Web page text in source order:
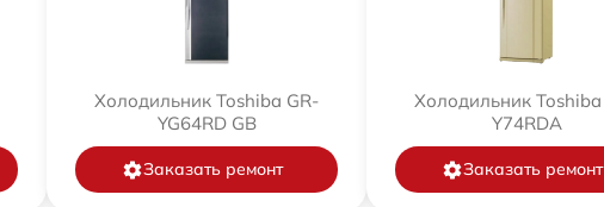
Холодильник Toshiba GR-
YG64RD GB
Заказать ремонт
Холодильник Toshiba
Y74RDA
Заказать ремонт